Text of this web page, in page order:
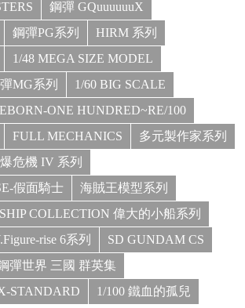
鋼彈 GQuuuuuuX
鋼彈PG系列
HIRM 系列
1/48 MEGA SIZE MODEL
MG系列
1/60 BIG SCALE
ONE HUNDRED~RE/100
FULL MECHANICS
多元製作家系列
危機 IV 系列
假面騎士
海賊王模型系列
COLLECTION 偉大的小船系列
rise 6系列
SD GUNDAM CS
彈世界 三國 群英集
STANDARD
1/100 鐵血的孤兒